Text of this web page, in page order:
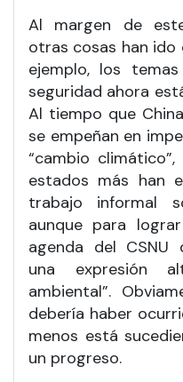
Al margen de
otras cosas han ido
ejemplo, los
seguridad ahora
Al tiempo que
se empeñan en
“cambio
estados más han
trabajo informal
aunque para
agenda del CSNU
una expresión
ambiental”.
debería haber
menos está
un progreso.